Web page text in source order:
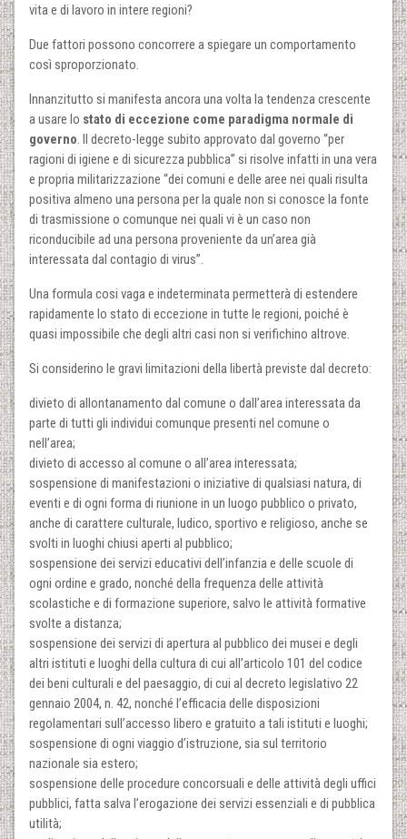
vita e di lavoro in intere regioni?
Due fattori possono concorrere a spiegare un comportamento
così sproporzionato.
Innanzitutto si manifesta ancora una volta la tendenza crescente
a usare lo stato di eccezione come paradigma normale di
governo . Il decreto-legge subito approvato dal governo “per
ragioni di igiene e di sicurezza pubblica” si risolve infatti in una vera
e propria militarizzazione “dei comuni e delle aree nei quali risulta
positiva almeno una persona per la quale non si conosce la fonte
di trasmissione o comunque nei quali vi è un caso non
riconducibile ad una persona proveniente da un’area già
interessata dal contagio di virus”.
Una formula cosi vaga e indeterminata permetterà di estendere
rapidamente lo stato di eccezione in tutte le regioni, poiché è
quasi impossibile che degli altri casi non si verifichino altrove.
Si considerino le gravi limitazioni della libertà previste dal decreto:
divieto di allontanamento dal comune o dall’area interessata da
parte di tutti gli individui comunque presenti nel comune o
nell’area;
divieto di accesso al comune o all’area interessata;
sospensione di manifestazioni o iniziative di qualsiasi natura, di
eventi e di ogni forma di riunione in un luogo pubblico o privato,
anche di carattere culturale, ludico, sportivo e religioso, anche se
svolti in luoghi chiusi aperti al pubblico;
sospensione dei servizi educativi dell’infanzia e delle scuole di
ogni ordine e grado, nonché della frequenza delle attività
scolastiche e di formazione superiore, salvo le attività formative
svolte a distanza;
sospensione dei servizi di apertura al pubblico dei musei e degli
altri istituti e luoghi della cultura di cui all’articolo 101 del codice
dei beni culturali e del paesaggio, di cui al decreto legislativo 22
gennaio 2004, n. 42, nonché l’efficacia delle disposizioni
regolamentari sull’accesso libero e gratuito a tali istituti e luoghi;
sospensione di ogni viaggio d’istruzione, sia sul territorio
nazionale sia estero;
sospensione delle procedure concorsuali e delle attività degli uffici
pubblici, fatta salva l’erogazione dei servizi essenziali e di pubblica
utilità;